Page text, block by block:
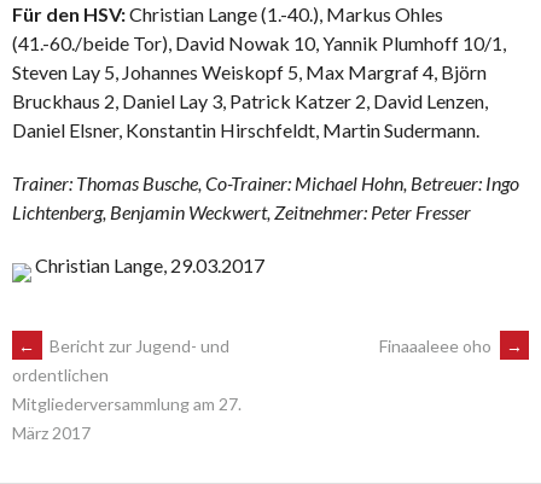
Für den HSV:Christian Lange (1.-40.), Markus Ohles
(41.-60./beide Tor), David Nowak 10, Yannik Plumhoff 10/1,
Steven Lay 5, Johannes Weiskopf 5, Max Margraf 4, Björn
Bruckhaus 2, Daniel Lay 3, Patrick Katzer 2, David Lenzen,
Daniel Elsner, Konstantin Hirschfeldt, Martin Sudermann.
Trainer: Thomas Busche, Co-Trainer: Michael Hohn, Betreuer: Ingo
Lichtenberg, Benjamin Weckwert, Zeitnehmer: Peter Fresser
Christian Lange, 29.03.2017
POST
NAVIGATION
←
Bericht zur Jugend- und
ordentlichen
Mitgliederversammlung am 27.
März 2017
Finaaaleee oho →